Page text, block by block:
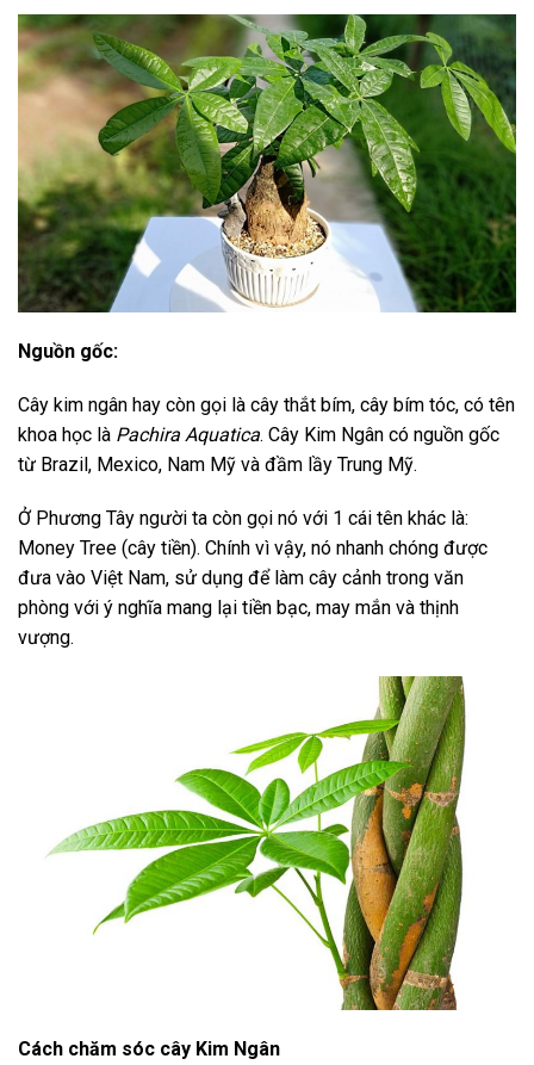
Nguồn gốc:
Cây kim ngân hay còn gọi là cây thắt bím, cây bím tóc, có tên
khoa học là Pachira Aquatica. Cây Kim Ngân có nguồn gốc
từ Brazil, Mexico, Nam Mỹ và đầm lầy Trung Mỹ.
Ở Phương Tây người ta còn gọi nó với 1 cái tên khác là:
Money Tree (cây tiền). Chính vì vậy, nó nhanh chóng được
đưa vào Việt Nam, sử dụng để làm cây cảnh trong văn
phòng với ý nghĩa mang lại tiền bạc, may mắn và thịnh
vượng.
Cách chăm sóc cây Kim Ngân